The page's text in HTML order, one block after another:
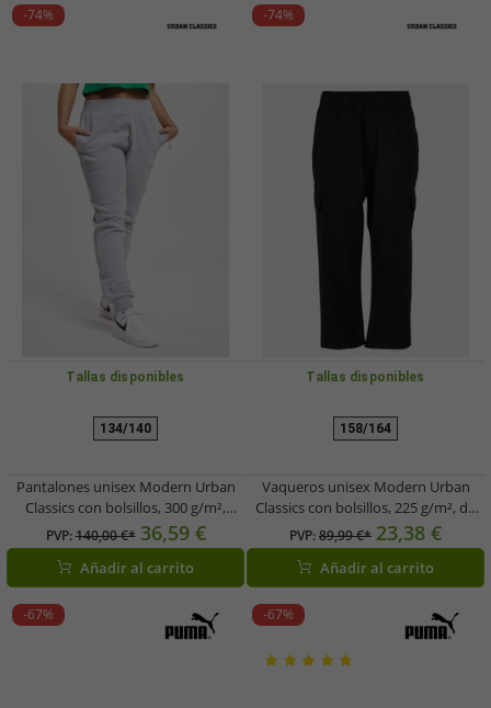
-74%
Tallas disponibles
134/140
Pantalones unisex Modern Urban
Classics con bolsillos, 300 g/m²,
algodón, gris.
PVP:140,00 €* 36,59 €
Añadir al carrito
-74%
Tallas disponibles
158/164
Vaqueros unisex Modern Urban
Classics con bolsillos, 225 g/m², de
algodón negro.
PVP:89,99 €* 23,38 €
Añadir al carrito
-67% -67%